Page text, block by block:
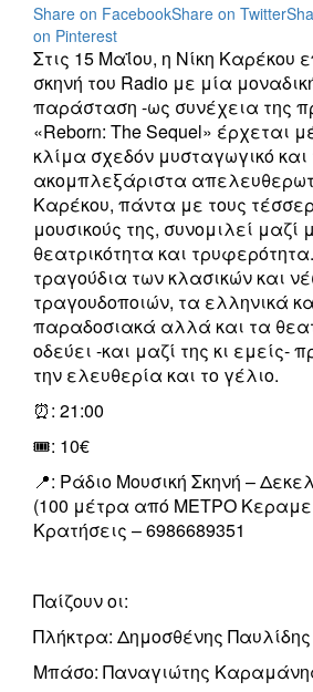
Share on FacebookShare on Twitter
on Pinterest
Στις 15 Μαΐου, η Νίκη Καρέκου
σκηνή του Radio με μία
παράσταση -ως συνέχεια της
«Reborn: The Sequel» έρχεται
κλίμα σχεδόν μυσταγωγικό
ακομπλεξάριστα
Καρέκου, πάντα με τους
μουσικούς της, συνομιλεί μαζί
θεατρικότητα και
τραγούδια των κλασικών και
τραγουδοποιών, τα ελληνικά
παραδοσιακά αλλά και τα
οδεύει -και μαζί της κι εμείς-
την ελευθερία και το γέλιο.
⏰: 21:00
🎟️: 10€
📍: Ράδιο Μουσική Σκηνή –
(100 μέτρα από ΜΕΤΡΟ
Κρατήσεις – 6986689351
Παίζουν οι:
Πλήκτρα: Δημοσθένης Παυλίδης
Μπάσο: Παναγιώτης